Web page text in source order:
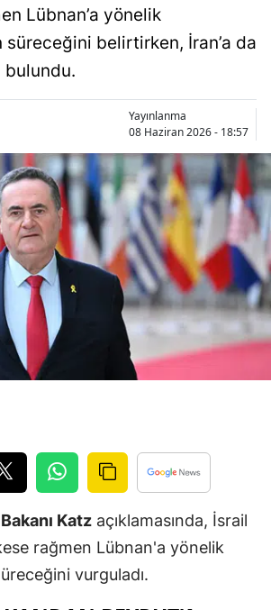
Bilecik
Bitlis
Bolu
Burdur
Bursa
Çanakkale
Çankırı
Çorum
Denizli
Edirne
Elazığ
Erzincan
Lübnan’a yönelik
süreceğini belirtirken, İran’a da
bulundu.
Yayınlanma
08 Haziran 2026 - 18:57
Katz açıklamasında, İsrail
rağmen Lübnan'a yönelik
vurguladı.